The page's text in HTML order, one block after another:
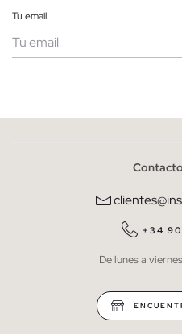
Tu email
He leído y entiendo lapolítica
QUIERO
* Puedes cancelar la
+34
De lunes a